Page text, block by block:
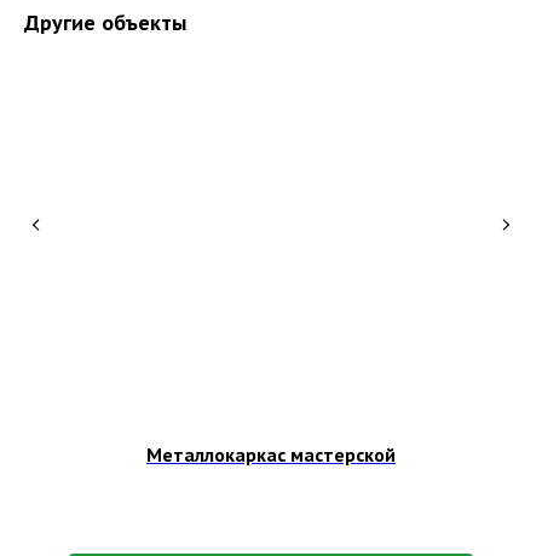
Другие объекты
Металлокаркас мастерской